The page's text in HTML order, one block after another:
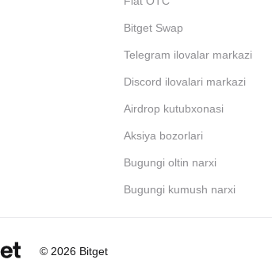
Bitget Swap
Telegram ilovalar markazi
Discord ilovalari markazi
Airdrop kutubxonasi
Aksiya bozorlari
Bugungi oltin narxi
Bugungi kumush narxi
© 2026 Bitget